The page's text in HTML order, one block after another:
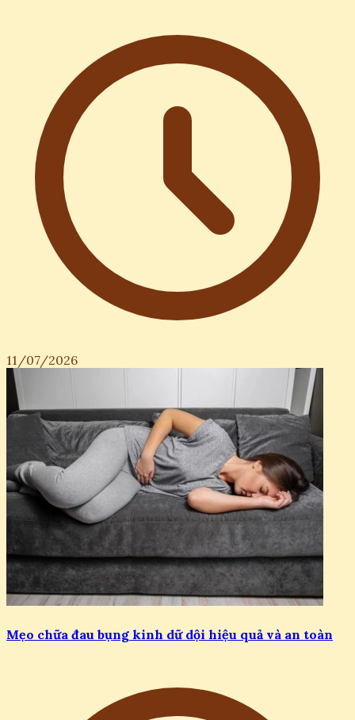
11/07/2026
Mẹo chữa đau bụng kinh dữ dội hiệu quả và an toàn